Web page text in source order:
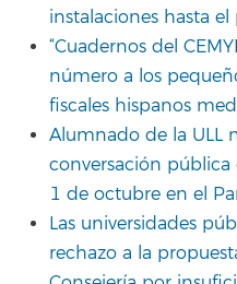
instalaciones hasta
“Cuadernos del
número a los
fiscales hispanos
Alumnado de la ULL
conversación pública
1 de octubre en el
Las universidades
rechazo a la